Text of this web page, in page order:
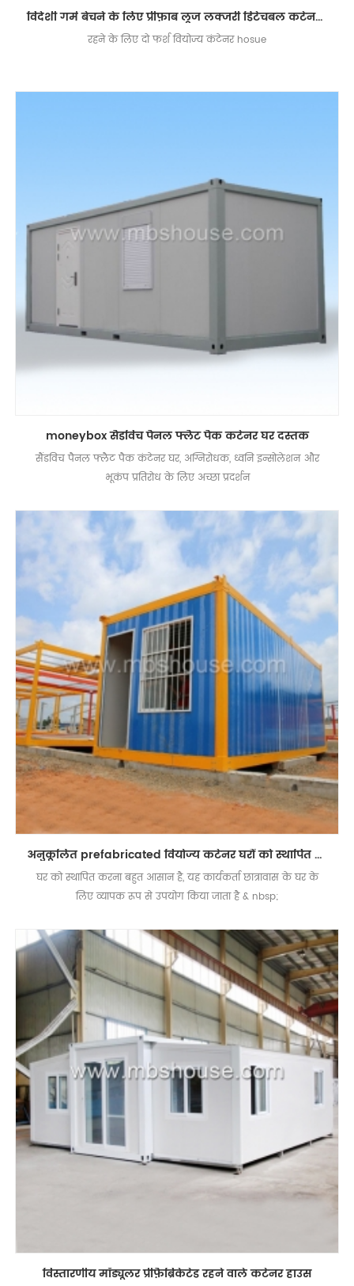
विदेशी गर्म बेचने के लिए प्रीफ़ाब लूज लक्जरी डिटेचबल कंटेनर घरों
रहने के लिए दो फर्श वियोज्य कंटेनर hosue
moneybox सैंडविच पैनल फ्लैट पैक कंटेनर घर दस्तक
सैंडविच पैनल फ्लैट पैक कंटेनर घर, अग्निरोधक, ध्वनि इन्सोलेशन और
भूकंप प्रतिरोध के लिए अच्छा प्रदर्शन
अनुकूलित prefabricated वियोज्य कंटेनर घरों को स्थापित करने में आसान
घर को स्थापित करना बहुत आसान है, यह कार्यकर्ता छात्रावास के घर के
लिए व्यापक रूप से उपयोग किया जाता है & nbsp;
विस्तारणीय मॉड्यूलर प्रीफ़ैब्रिकेटेड रहने वाले कंटेनर हाउस